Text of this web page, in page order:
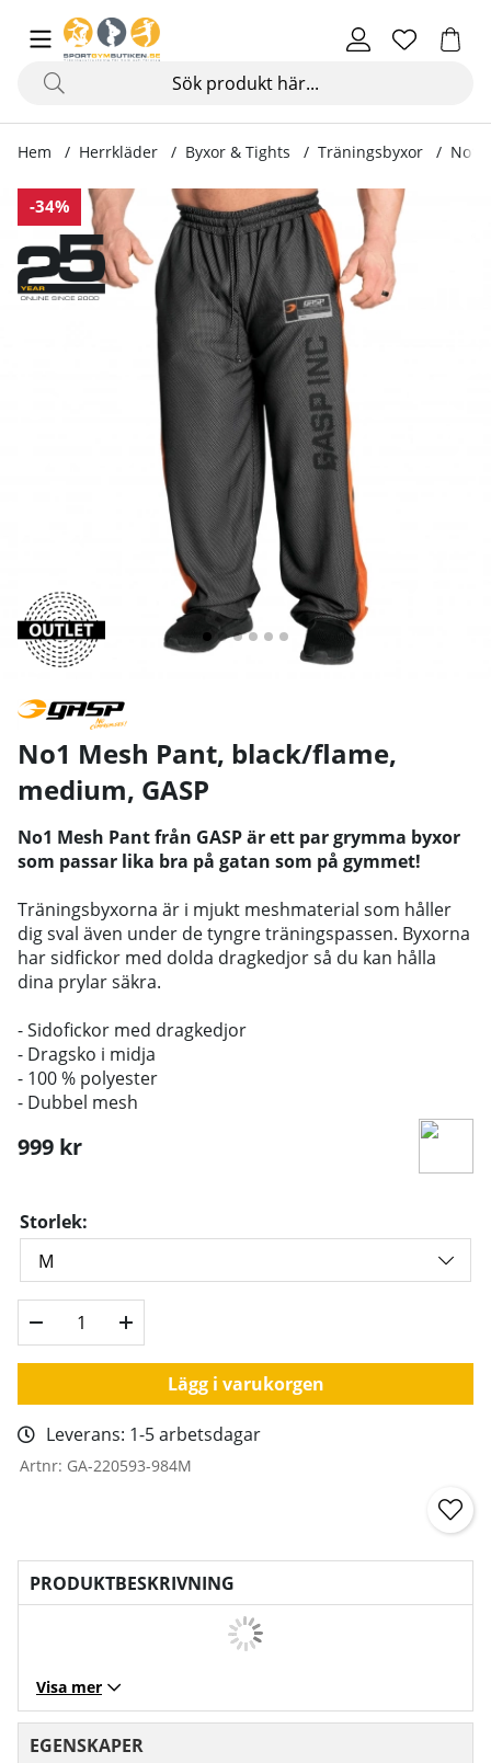
Hem Herrkläder Byxor & Tights Träningsbyxor No1
-34%
Produktbilder No1 Mesh Pant, black/flame
No1 Mesh Pant, black/flame,
medium, GASP
No1 Mesh Pant från GASP är ett par grymma byxor
som passar lika bra på gatan som på gymmet!
Träningsbyxorna är i mjukt meshmaterial som håller
dig sval även under de tyngre träningspassen. Byxorna
har sidfickor med dolda dragkedjor så du kan hålla
dina prylar säkra.
- Sidofickor med dragkedjor
- Dragsko i midja
- 100 % polyester
- Dubbel mesh
999 kr
Storlek:
Lägg i varukorgen
Leverans: 1-5 arbetsdagar
Artnr: GA-220593-984M
PRODUKTBESKRIVNING
Visa mer
EGENSKAPER